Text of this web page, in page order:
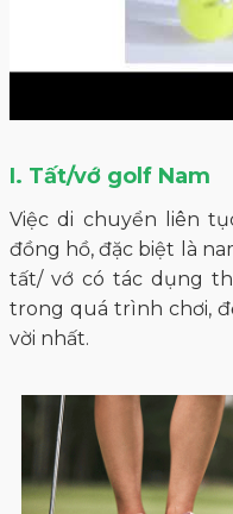
I. Tất/vớ golf Nam
Việc di chuyển liên
đồng hồ, đặc biệt là
tất/ vớ có tác dụng
trong quá trình chơi,
vời nhất.